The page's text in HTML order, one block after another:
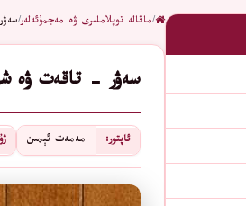
/ماقالە توپلاملىرى ۋە مەجمۇئەلەر/
سەۋر - تاقەت ۋە
ئاپتور: مەمەت ئېمىن